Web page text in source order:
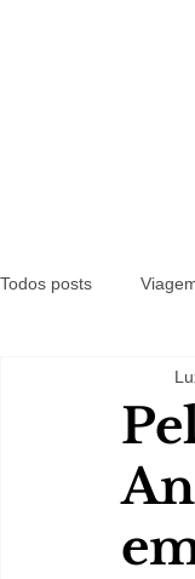
Todos posts